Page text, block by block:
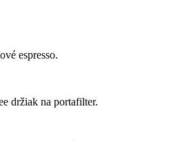
espresso.
držiak na portafilter.